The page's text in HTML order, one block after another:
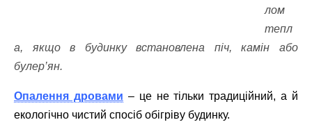
лом
тепл
а, якщо в будинку встановлена ​​піч, камін або
булер’ян.
Опалення дровами – це не тільки традиційний, а й
екологічно чистий спосіб обігріву будинку.